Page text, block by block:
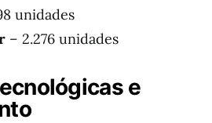
unidades
– 2.276 unidades
e